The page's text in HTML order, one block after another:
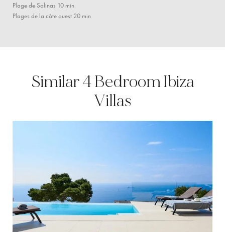
Plage de Salinas 10 min
Plages de la côte ouest 20 min
Similar 4 Bedroom Ibiza
Villas